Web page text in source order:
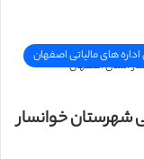
های مالیاتی اصفهان
شهرستان خوانسار